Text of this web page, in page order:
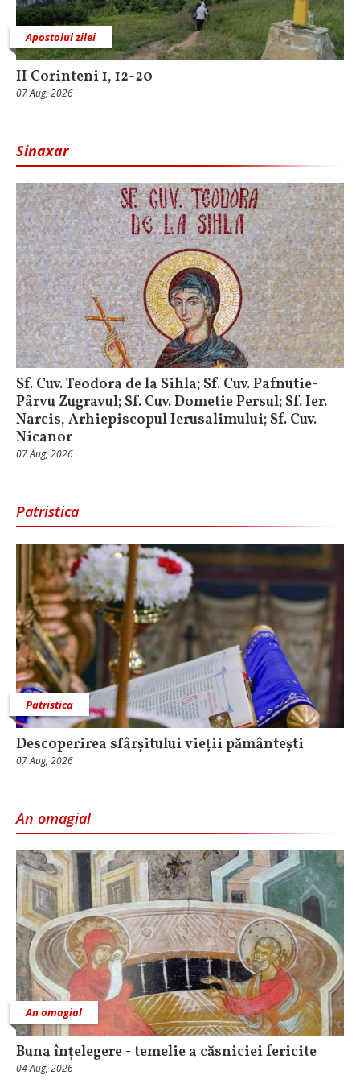
Apostolul zilei
II Corinteni 1, 12-20
07 Aug, 2026
Sinaxar
Sf. Cuv. Teodora de la Sihla; Sf. Cuv. Pafnutie-
Pârvu Zugravul; Sf. Cuv. Dometie Persul; Sf. Ier.
Narcis, Arhiepiscopul Ierusalimului; Sf. Cuv.
Nicanor
07 Aug, 2026
Patristica
Patristica
Descoperirea sfârșitului vieții pământești
07 Aug, 2026
An omagial
An omagial
Buna înțelegere - temelie a căsniciei fericite
04 Aug, 2026